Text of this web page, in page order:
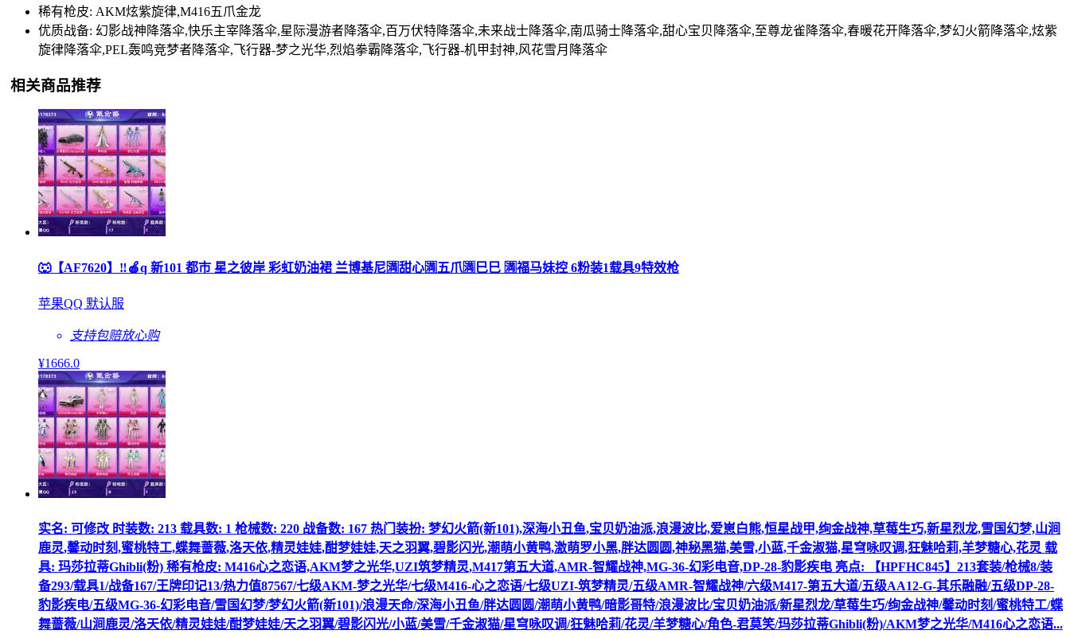
稀有枪皮: AKM炫紫旋律,M416五爪金龙
优质战备: 幻影战神降落伞,快乐主宰降落伞,星际漫游者降落伞,百万伏特降落伞,未来战士降落伞,南瓜骑士降落伞,甜心宝贝降落伞,至尊龙雀降落伞,春暖花开降落伞,梦幻火箭降落伞,炫紫
旋律降落伞,PEL轰鸣竞梦者降落伞,飞行器-梦之光华,烈焰拳霸降落伞,飞行器-机甲封神,风花雪月降落伞
相关商品推荐
🐺【AF7620】‼🍎q 新101 都市 星之彼岸 彩虹奶油裙 兰博基尼🈵甜心🈵五爪🈵巳巳 🈵福马妹控 6粉装1载具9特效枪
苹果QQ 默认服
支持包赔放心购
¥1666.0
实名: 可修改 时装数: 213 载具数: 1 枪械数: 220 战备数: 167 热门装扮: 梦幻火箭(新101),深海小丑鱼,宝贝奶油派,浪漫波比,爱崽白熊,恒星战甲,绚金战神,草莓生巧,新星烈龙,雪国幻梦,山涧
鹿灵,馨动时刻,蜜桃特工,蝶舞蔷薇,洛天依,精灵娃娃,酣梦娃娃,天之羽翼,碧影闪光,潮萌小黄鸭,激萌罗小黑,胖达圆圆,神秘黑猫,美雪,小蓝,千金淑猫,星穹咏叹调,狂魅哈莉,羊梦糖心,花灵 载
具: 玛莎拉蒂Ghibli(粉) 稀有枪皮: M416心之恋语,AKM梦之光华,UZI筑梦精灵,M417第五大道,AMR-智耀战神,MG-36-幻彩电音,DP-28-豹影疾电 亮点: 【HPFHC845】213套装/枪械8/装
备293/载具1/战备167/王牌印记13/热力值87567/七级AKM-梦之光华/七级M416-心之恋语/七级UZI-筑梦精灵/五级AMR-智耀战神/六级M417-第五大道/五级AA12-G-其乐融融/五级DP-28-
豹影疾电/五级MG-36-幻彩电音/雪国幻梦/梦幻火箭(新101)/浪漫天命/深海小丑鱼/胖达圆圆/潮萌小黄鸭/暗影哥特/浪漫波比/宝贝奶油派/新星烈龙/草莓生巧/绚金战神/馨动时刻/蜜桃特工/蝶
舞蔷薇/山涧鹿灵/洛天依/精灵娃娃/酣梦娃娃/天之羽翼/碧影闪光/小蓝/美雪/千金淑猫/星穹咏叹调/狂魅哈莉/花灵/羊梦糖心/角色-君莫笑/玛莎拉蒂Ghibli(粉)/AKM梦之光华/M416心之恋语...